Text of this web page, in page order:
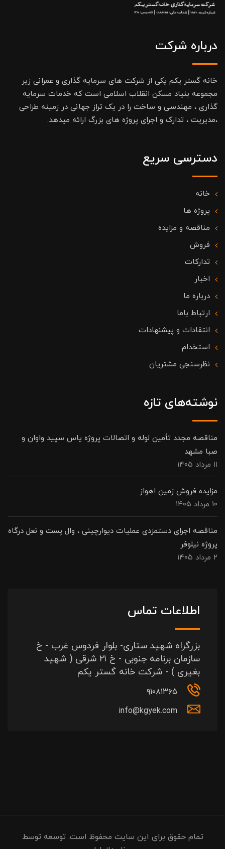
درباره شرکت
خانه گستر یکم یکی از شرکت های سرمایه گذاری و عمرانی زیر
مجموعه بنیاد مسکن انقلاب اسلامی است که خدمات سرمایه
گذاری ، مهندسی و ساخت را در یک تراز جهانی در زمینه طراحی
،مدیریت ، تدارک و اجرای پروژه های بزرگ ارائه میدهد.
دسترسی سریع
خانه
پروژه ها
مناقصه و مزایده
فروش
تدارکات
اخبار
درباره ما
ارتباط باما
انتقادات و پیشنهادات
استخدام
نظرسنجی مشتریان
نوشته‌های تازه
مناقصه مجدد تأمین لوله و اتصالات پروژه یاس سپید واوان و
صبا مشهد
۱۱ مرداد ۱۴۰۵
مزایده فروش زمین اهواز
۱۰ مرداد ۱۴۰۵
مناقصه اجرای دستمزدی عملیات دیوارچینی ، وال پست و نعل درگاه
پروژه نیلوفر
۲ مرداد ۱۴۰۵
اطلاعات تماس
بزرگراه شهید ستاری- بلوار فردوس غرب - خ
سازمان برنامه جنوبی - خ ۲۱ شرقی ( شهید
بغیری ) - شرکت خانه گستر یکم
۹۱۰۸۱۳۶۵
info@kgyek.com
تمام حقوق برای این سایت محفوظ است. توسعه توسط